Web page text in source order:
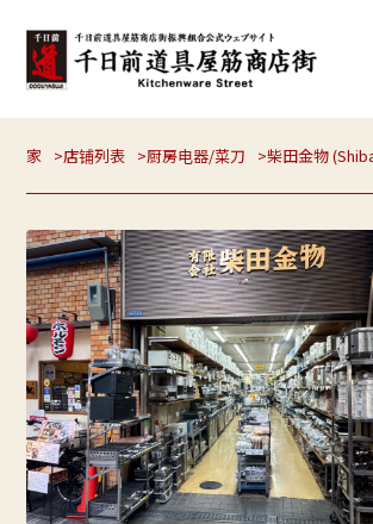
家 店铺列表 厨房电器/菜刀 柴田金物